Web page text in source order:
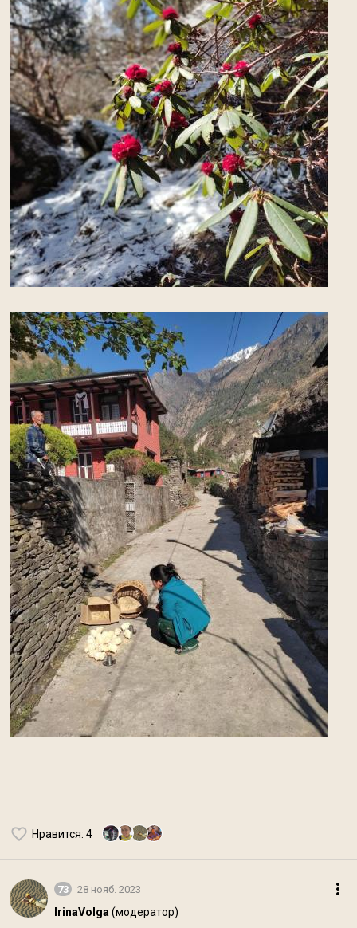
Нравится: 4
73 28 нояб. 2023
IrinaVolga(модератор)